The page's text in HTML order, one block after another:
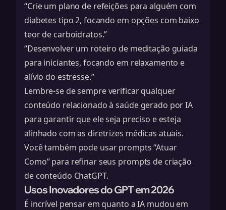
“Crie um plano de refeições para alguém com
diabetes tipo 2, focando em opções com baixo
teor de carboidratos.”
“Desenvolver um roteiro de meditação guiada
para iniciantes, focando em relaxamento e
alívio do estresse.”
Lembre-se de sempre verificar qualquer
conteúdo relacionado à saúde gerado por IA
para garantir que ele seja preciso e esteja
alinhado com as diretrizes médicas atuais.
Você também pode usar prompts “Atuar
Como” para refinar seus prompts de criação
de conteúdo ChatGPT.
Usos Inovadores do GPT em 2026
É incrível pensar em quanto a IA mudou em